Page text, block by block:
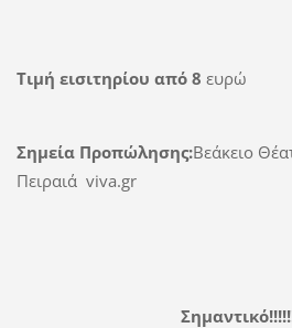
Τιμή εισιτηρίου από 8 ευρώ
Σημεία Προπώλησης:Bεάκειο
Πειραιά viva.gr